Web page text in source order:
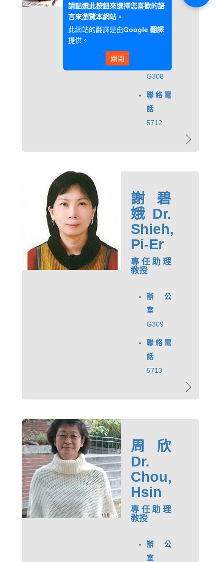
G308
聯絡電
話
5712
謝碧
娥 Dr.
Shieh,
Pi-Er
專任助理
教授
辦公
室
G309
聯絡電
話
5713
周欣
Dr.
Chou,
Hsin
專任助理
教授
辦公
室
請點選此按鈕來選擇您喜歡的語
言來瀏覽本網站。
此網站的翻譯是由Google 翻譯
提供。
關閉